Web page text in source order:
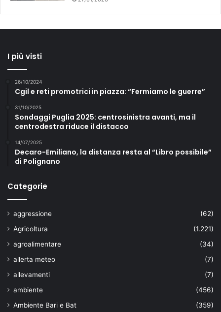
I più visti
26/10/2024
Cgil e reti promotrici in piazza: “Fermiamo le guerre”
31/10/2025
Sondaggi Puglia 2025: centrosinistra avanti, ma il
centrodestra riduce il distacco
14/07/2025
Decaro-Emiliano, la distanza resta al “Libro possibile”
di Polignano
Categorie
aggressione
(62)
Agricoltura
(1.221)
agroalimentare
(34)
allerta meteo
(7)
allevamenti
(7)
ambiente
(456)
Ambiente Bari e Bat
(359)